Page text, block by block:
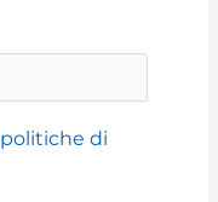
politiche di